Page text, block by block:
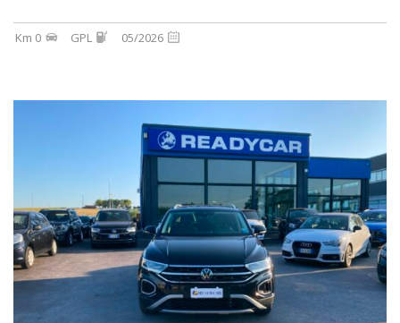
Km 0 GPL 05/2026